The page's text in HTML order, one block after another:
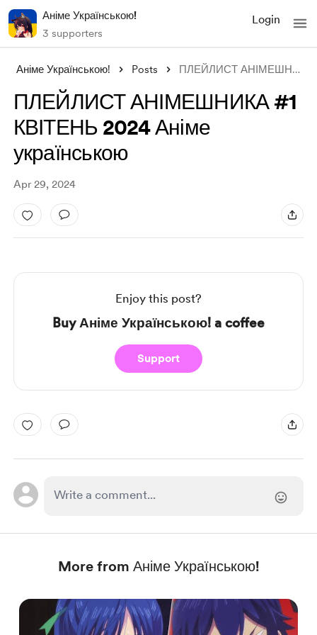
Аніме Українською!
3 supporters
Login
Аніме Українською! Posts ПЛЕЙЛИСТ АНІМЕШНИКА #1 КВІТЕНЬ 2024 Анім
ПЛЕЙЛИСТ АНІМЕШНИКА #1
КВІТЕНЬ 2024 Аніме
українською
Apr 29, 2024
Enjoy this post?
Buy Аніме Українською! a coffee
Support
More from Аніме Українською!